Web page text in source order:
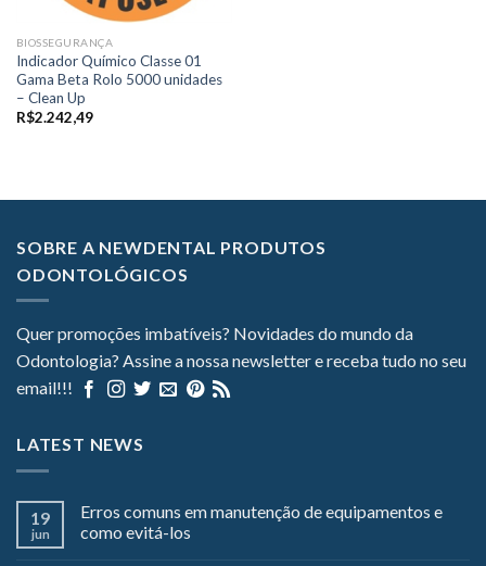
BIOSSEGURANÇA
Indicador Químico Classe 01
Gama Beta Rolo 5000 unidades
– Clean Up
R$2.242,49
SOBRE A NEWDENTAL PRODUTOS
ODONTOLÓGICOS
Quer promoções imbatíveis? Novidades do mundo da
Odontologia? Assine a nossa newsletter e receba tudo no seu
email!!!
LATEST NEWS
19
jun
Erros comuns em manutenção de equipamentos e
como evitá-los